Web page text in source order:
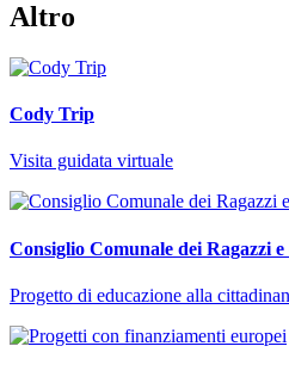
Altro
Cody Trip
Visita guidata virtuale
Consiglio Comunale dei Ragazzi e
Progetto di educazione alla